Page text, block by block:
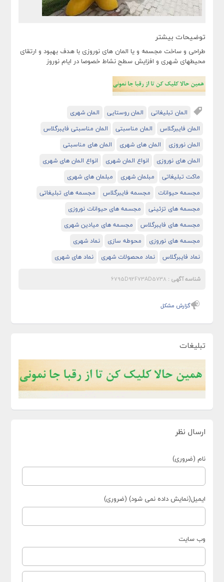
توضیحات بیشتر
طراحی و ساخت مجسمه و یا المان های نوروزی با هدف بهبود و ارتقای
محیطهای شهری و افزایش سطح نشاط خصوصا در ایام نوروز
المان تبلیغاتی المان روستایی
المان شهری
المان فایبرگلاس
المان مناسبتی
المان مناسبتی فایبرگلاس
المان نوروزی
المان های شهری
المان های مناسبتی
المان های نوروزی
انواع المان شهری
انواع المان های شهری
ماکت تبلیغاتی
مبلمان شهری
مبلمان های شهری
مجسمه حیوانات
مجسمه فایبرگلاس
مجسمه های تبلیغاتی
مجسمه های تزئینی
مجسمه های حیوانات نوروزی
مجسمه های فایبرگلاس
مجسمه های میادین شهری
مجسمه های نوروزی
محوطه سازی
نماد شهری
نماد فایبرگلاس
نماد محصولات شهری نماد های شهری
شناسه آگهی :
گزارش مشکل
تبلیغات
ارسال نظر
نام (ضروری)
ایمیل(نمایش داده نمی شود) (ضروری)
وب سایت